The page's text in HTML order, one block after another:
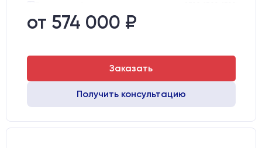
Вес брутто:
Шаговые двигатели:
от 574 000 ₽
Заказать
Получить консультацию